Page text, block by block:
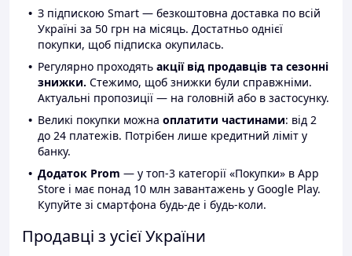
З підпискою Smart — безкоштовна доставка по всій
Україні за 50 грн на місяць. Достатньо однієї
покупки, щоб підписка окупилась.
Регулярно проходять акції від продавців та сезонні
знижки. Стежимо, щоб знижки були справжніми.
Актуальні пропозиції — на головній або в застосунку.
Великі покупки можна оплатити частинами: від 2
до 24 платежів. Потрібен лише кредитний ліміт у
банку.
Додаток Prom — у топ-3 категорії «Покупки» в App
Store і має понад 10 млн завантажень у Google Play.
Купуйте зі смартфона будь-де і будь-коли.
Продавці з усієї України